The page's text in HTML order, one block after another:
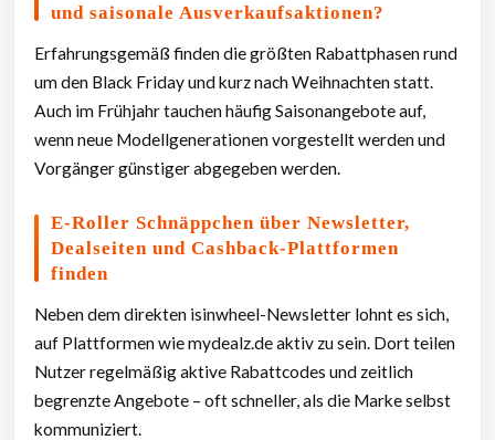
und saisonale Ausverkaufsaktionen?
Erfahrungsgemäß finden die größten Rabattphasen rund
um den Black Friday und kurz nach Weihnachten statt.
Auch im Frühjahr tauchen häufig Saisonangebote auf,
wenn neue Modellgenerationen vorgestellt werden und
Vorgänger günstiger abgegeben werden.
E-Roller Schnäppchen über Newsletter,
Dealseiten und Cashback-Plattformen
finden
Neben dem direkten isinwheel-Newsletter lohnt es sich,
auf Plattformen wie mydealz.de aktiv zu sein. Dort teilen
Nutzer regelmäßig aktive Rabattcodes und zeitlich
begrenzte Angebote – oft schneller, als die Marke selbst
kommuniziert.